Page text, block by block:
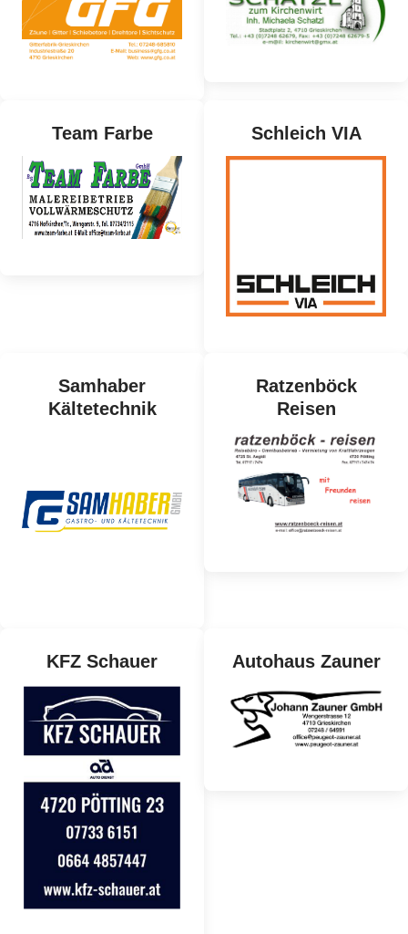
Team Farbe Schleich VIA
Samhaber
Kältetechnik
Ratzenböck
Reisen
KFZ Schauer Autohaus Zauner